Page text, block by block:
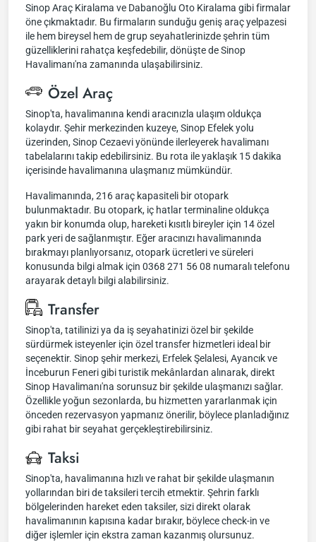
Sinop Araç Kiralama ve Dabanoğlu Oto Kiralama gibi firmalar
öne çıkmaktadır. Bu firmaların sunduğu geniş araç yelpazesi
ile hem bireysel hem de grup seyahatlerinizde şehrin tüm
güzelliklerini rahatça keşfedebilir, dönüşte de Sinop
Havalimanı'na zamanında ulaşabilirsiniz.
Özel Araç
Sinop'ta, havalimanına kendi aracınızla ulaşım oldukça
kolaydır. Şehir merkezinden kuzeye, Sinop Efelek yolu
üzerinden, Sinop Cezaevi yönünde ilerleyerek havalimanı
tabelalarını takip edebilirsiniz. Bu rota ile yaklaşık 15 dakika
içerisinde havalimanına ulaşmanız mümkündür.
Havalimanında, 216 araç kapasiteli bir otopark
bulunmaktadır. Bu otopark, iç hatlar terminaline oldukça
yakın bir konumda olup, hareketi kısıtlı bireyler için 14 özel
park yeri de sağlanmıştır. Eğer aracınızı havalimanında
bırakmayı planlıyorsanız, otopark ücretleri ve süreleri
konusunda bilgi almak için 0368 271 56 08 numaralı telefonu
arayarak detaylı bilgi alabilirsiniz.
Transfer
Sinop'ta, tatilinizi ya da iş seyahatinizi özel bir şekilde
sürdürmek isteyenler için özel transfer hizmetleri ideal bir
seçenektir. Sinop şehir merkezi, Erfelek Şelalesi, Ayancık ve
İnceburun Feneri gibi turistik mekânlardan alınarak, direkt
Sinop Havalimanı'na sorunsuz bir şekilde ulaşmanızı sağlar.
Özellikle yoğun sezonlarda, bu hizmetten yararlanmak için
önceden rezervasyon yapmanız önerilir, böylece planladığınız
gibi rahat bir seyahat gerçekleştirebilirsiniz.
Taksi
Sinop'ta, havalimanına hızlı ve rahat bir şekilde ulaşmanın
yollarından biri de taksileri tercih etmektir. Şehrin farklı
bölgelerinden hareket eden taksiler, sizi direkt olarak
havalimanının kapısına kadar bırakır, böylece check-in ve
diğer işlemler için ekstra zaman kazanmış olursunuz.